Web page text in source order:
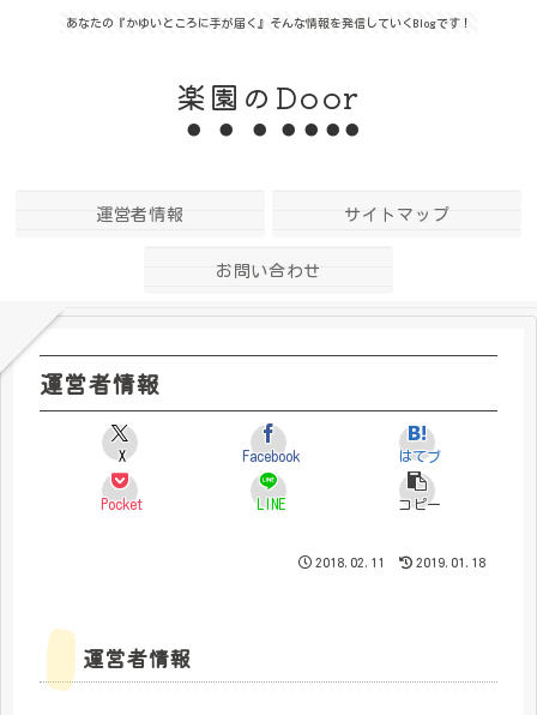
あなたの『かゆいところに手が届く』そんな情報を発信していくBlogです！
楽園のDoor
運営者情報 サイトマップ
お問い合わせ
運営者情報
X Facebook はてブ
Pocket LINE コピー
2018.02.11 2019.01.18
運営者情報